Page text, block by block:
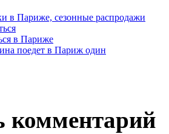
в Париже, сезонные распродажи
в Париже
поедет в Париж один
комментарий